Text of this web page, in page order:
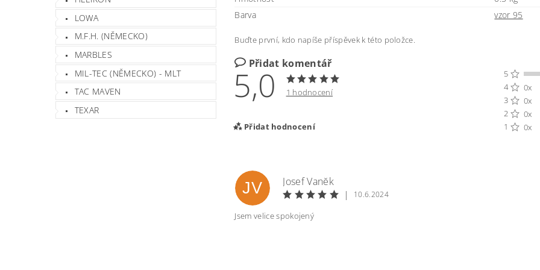
LOWA
M.F.H. (NĚMECKO)
MARBLES
MIL-TEC (NĚMECKO) - MLT
TAC MAVEN
TEXAR
Barva
vzor 95
Buďte první, kdo napíše příspěvek k této položce.
Přidat komentář
5,0 1 hodnocení
Přidat hodnocení
5
4
0x
3
0x
2
0x
1
0x
JV
Josef Vanĕk
|
10.6.2024
Jsem velice spokojený